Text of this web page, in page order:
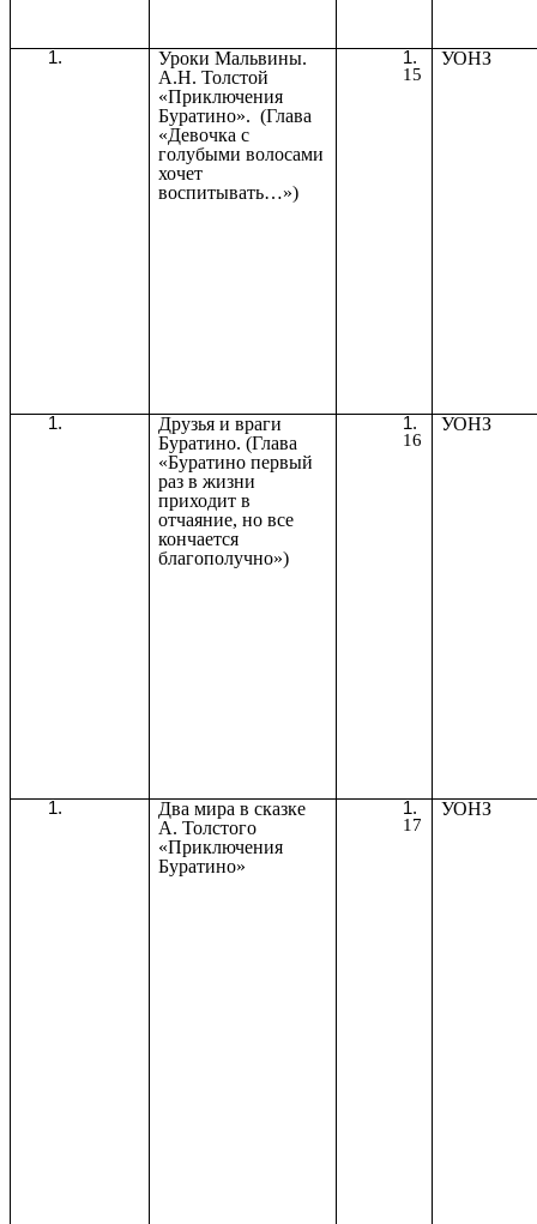
Уроки Мальвины.
А.Н. Толстой
«Приключения
Буратино». (Глава
«Девочка с
голубыми волосами
хочет
воспитывать…»)
15
УОНЗ
Друзья и враги
Буратино. (Глава
«Буратино первый
раз в жизни
приходит в
отчаяние, но все
кончается
благополучно»)
16
УОНЗ
Два мира в сказке
А. Толстого
«Приключения
Буратино»
17
УОНЗ